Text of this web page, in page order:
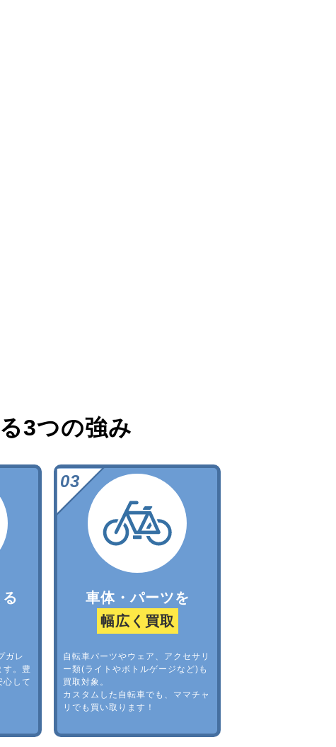
3つの強み
ガレ
す。豊
心して
車体・パーツを
幅広く買取
自転車パーツやウェア、アクセサリ
ー類(ライトやボトルゲージなど)も
買取対象。
カスタムした自転車でも、ママチャ
リでも買い取ります！